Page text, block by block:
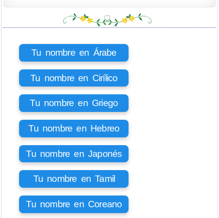
Tu nombre en Árabe
Tu nombre en Cirílico
Tu nombre en Griego
Tu nombre en Hebreo
Tu nombre en Japonés
Tu nombre en Tamil
Tu nombre en Coreano